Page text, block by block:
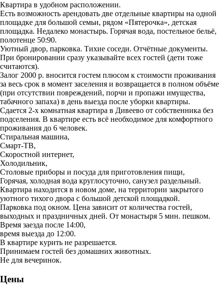
Квартира в удобном расположении.
Есть возможность арендовать две отдельные квартиры на одной
площадке для большой семьи, рядом «Пятерочка», детская
площадка. Недалеко монастырь. Горячая вода, постельное бельё,
полотенце 50:90.
Уютный двор, парковка. Тихие соседи. Отчётные документы.
При бронировании сразу указывайте всех гостей (дети тоже
считаются).
Залог 2000 р. вносится гостем плюсом к стоимости проживания
за весь срок в момент заселения и возвращается в полном объёме
(при отсутствии повреждений, порчи и пропажи имущества,
табачного запаха) в день выезда после уборки квартиры.
Сдается 2-х комнатная квартира в Дивеево от собственника без
подселения. В квартире есть всё необходимое для комфортного
проживания до 6 человек.
Стиральная машина,
Смарт-ТВ,
Скоростной интернет,
Холодильник,
Столовые приборы и посуда для приготовления пищи,
Горячая, холодная вода круглосуточно, санузел раздельный.
Квартира находится в новом доме, на территории закрытого
уютного тихого двора с большой детской площадкой.
Парковка под окном. Цена зависит от количества гостей,
выходных и праздничных дней. От монастыря 5 мин. пешком.
Время заезда после 14:00,
время выезда до 12:00.
В квартире курить не разрешается.
Принимаем гостей без домашних животных.
Не для вечеринок.
Цены